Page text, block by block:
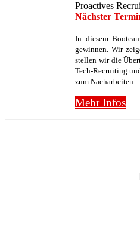
Proactives
Nächster
In diesem
gewinnen. Wir
stellen wir die
Tech-Recruiting
zum Nacharbeiten.
Mehr Infos